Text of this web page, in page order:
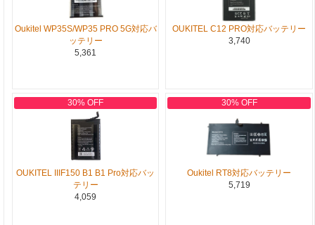
Oukitel WP35S/WP35 PRO 5G対応バ
ッテリー
5,361
OUKITEL C12 PRO対応バッテリー
3,740
30% OFF
OUKITEL IIIF150 B1 B1 Pro対応バッ
テリー
4,059
30% OFF
Oukitel RT8対応バッテリー
5,719